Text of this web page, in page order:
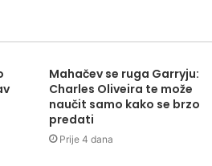
Mahačev se ruga Garryju:
Charles Oliveira te može
naučit samo kako se brzo
predati
Prije 4 dana